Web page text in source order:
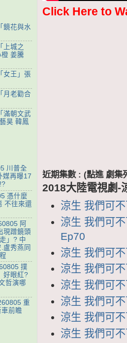
Click Here to
近期集數 : (點進 劇集
2018大陸電視劇-
涼生 我們可
涼生 我們可
Ep70
涼生 我們可
涼生 我們可
涼生 我們可
涼生 我們可
涼生 我們可
涼生 我們可
鏡花與水
上城之
姜騰
女王」張
月老勸合
滿朝文武
昊 韓鳳
川普全
媒再曝17
憑什麼
不往來還
阿
現蹭鏡頭
」? 中
盧秀燕同
撲
好眼紅?
哲演哪
重
前瞻